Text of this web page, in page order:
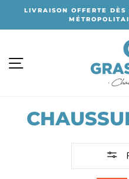
contenu
LIVRAISON OFFERTE